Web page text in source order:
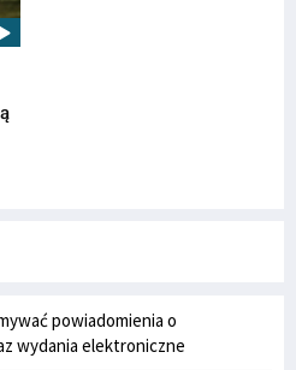
powiadomienia o
wydania elektroniczne